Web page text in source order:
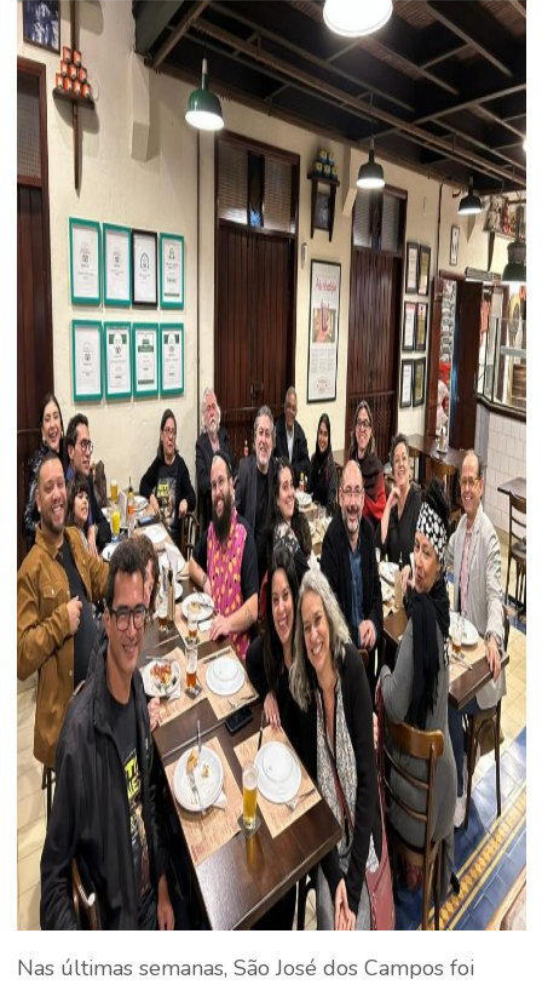
Nas últimas semanas, São José dos Campos foi